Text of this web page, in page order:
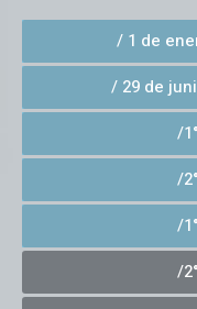
/ 1 de
/ 29 de
/
/
/
/